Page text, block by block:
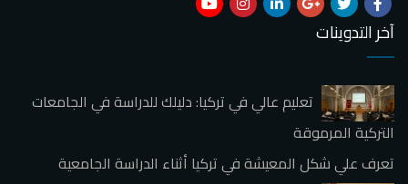
آخر التدوينات
تعليم عالي في تركيا: دليلك للدراسة في الجامعات
التركية المرموقة
تعرف علي شكل المعيشة في تركيا أثناء الدراسة الجامعية